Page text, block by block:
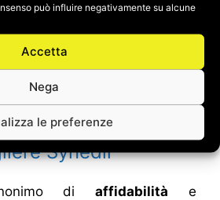
può influire negativamente su alcune
Accetta
Nega
le preferenze
resistenza e facilità di
si tratti di un bagno in stile
o minimalista, Synedil è in
ogni ambiente in un luogo
dove comfort ed estetica
armonia.
Synedil
diaffidabilità e